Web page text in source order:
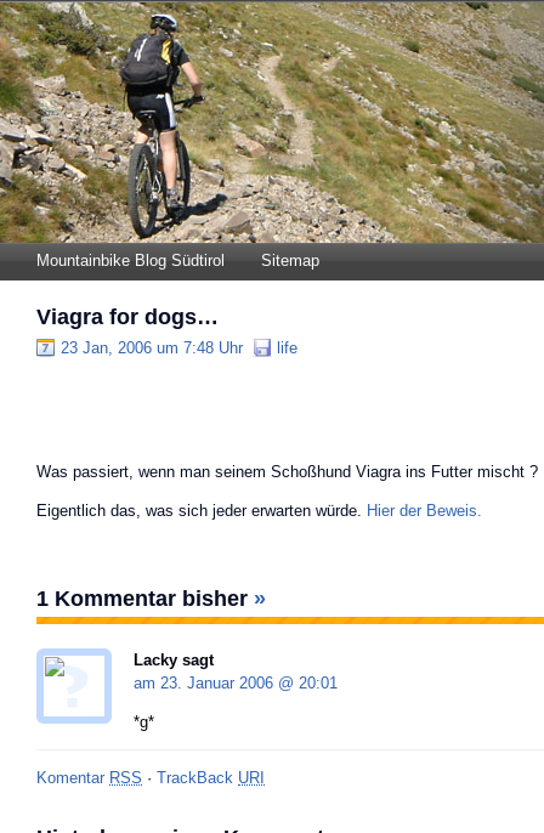
Mountainbike Blog Südtirol Sitemap
Viagra for dogs…
23 Jan, 2006 um 7:48 Uhr life
Was passiert, wenn man seinem Schoßhund Viagra ins Futter mischt ?
Eigentlich das, was sich jeder erwarten würde. Hier der Beweis.
1 Kommentar bisher »
Lacky sagt
am 23. Januar 2006 @ 20:01
*g*
Komentar RSS · TrackBack URI